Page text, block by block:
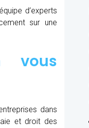
d’experts
sur une
vous
dans
et droit des